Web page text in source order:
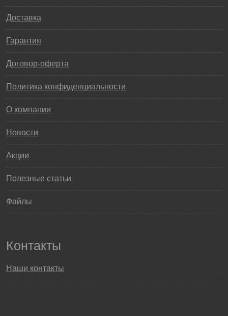
Доставка
Гарантия
Договор-оферта
Политика конфиденциальности
О компании
Новости
Акции
Полезные статьи
Файлы
Контакты
Наши контакты